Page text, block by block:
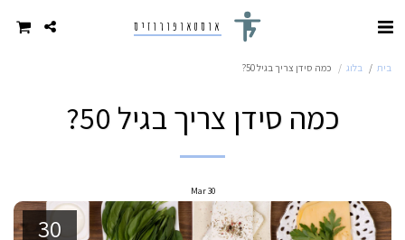
אוסטאופורוזיס
בית בלוג כמה סידן צריך בגיל 50?
כמה סידן צריך בגיל 50?
30
Mar
30